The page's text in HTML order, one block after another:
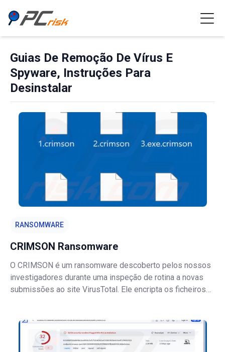
Guias De Remoção De Vírus E
Spyware, Instruções Para
Desinstalar
RANSOMWARE
CRIMSON Ransomware
O CRIMSON é um ransomware descoberto pelos nossos
investigadores durante uma inspeção de rotina a novas
submissões ao site VirusTotal. Ele encripta os ficheiros
ransomware apresenta as suas exigências de resgat